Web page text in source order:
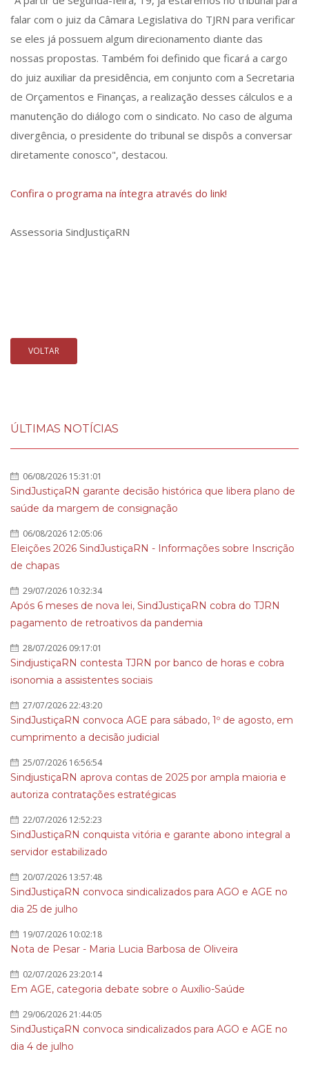
falar com o juiz da Câmara Legislativa do TJRN para verificar
se eles já possuem algum direcionamento diante das
nossas propostas. Também foi definido que ficará a cargo
do juiz auxiliar da presidência, em conjunto com a Secretaria
de Orçamentos e Finanças, a realização desses cálculos e a
manutenção do diálogo com o sindicato. No caso de alguma
divergência, o presidente do tribunal se dispôs a conversar
diretamente conosco", destacou.
Confira o programa na íntegra através do link!
Assessoria SindJustiçaRN
VOLTAR
ÚLTIMAS NOTÍCIAS
06/08/2026 15:31:01
SindJustiçaRN garante decisão histórica que libera plano de
saúde da margem de consignação
06/08/2026 12:05:06
Eleições 2026 SindJustiçaRN - Informações sobre Inscrição
de chapas
29/07/2026 10:32:34
Após 6 meses de nova lei, SindJustiçaRN cobra do TJRN
pagamento de retroativos da pandemia
28/07/2026 09:17:01
SindjustiçaRN contesta TJRN por banco de horas e cobra
isonomia a assistentes sociais
27/07/2026 22:43:20
SindJustiçaRN convoca AGE para sábado, 1º de agosto, em
cumprimento a decisão judicial
25/07/2026 16:56:54
SindjustiçaRN aprova contas de 2025 por ampla maioria e
autoriza contratações estratégicas
22/07/2026 12:52:23
SindJustiçaRN conquista vitória e garante abono integral a
servidor estabilizado
20/07/2026 13:57:48
SindJustiçaRN convoca sindicalizados para AGO e AGE no
dia 25 de julho
19/07/2026 10:02:18
Nota de Pesar - Maria Lucia Barbosa de Oliveira
02/07/2026 23:20:14
Em AGE, categoria debate sobre o Auxílio-Saúde
29/06/2026 21:44:05
SindJustiçaRN convoca sindicalizados para AGO e AGE no
dia 4 de julho